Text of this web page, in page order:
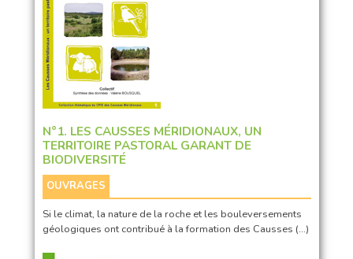
N°1. LES CAUSSES MÉRIDIONAUX, UN
TERRITOIRE PASTORAL GARANT DE
BIODIVERSITÉ
OUVRAGES
Si le climat, la nature de la roche et les bouleversements
géologiques ont contribué à la formation des Causses (…)